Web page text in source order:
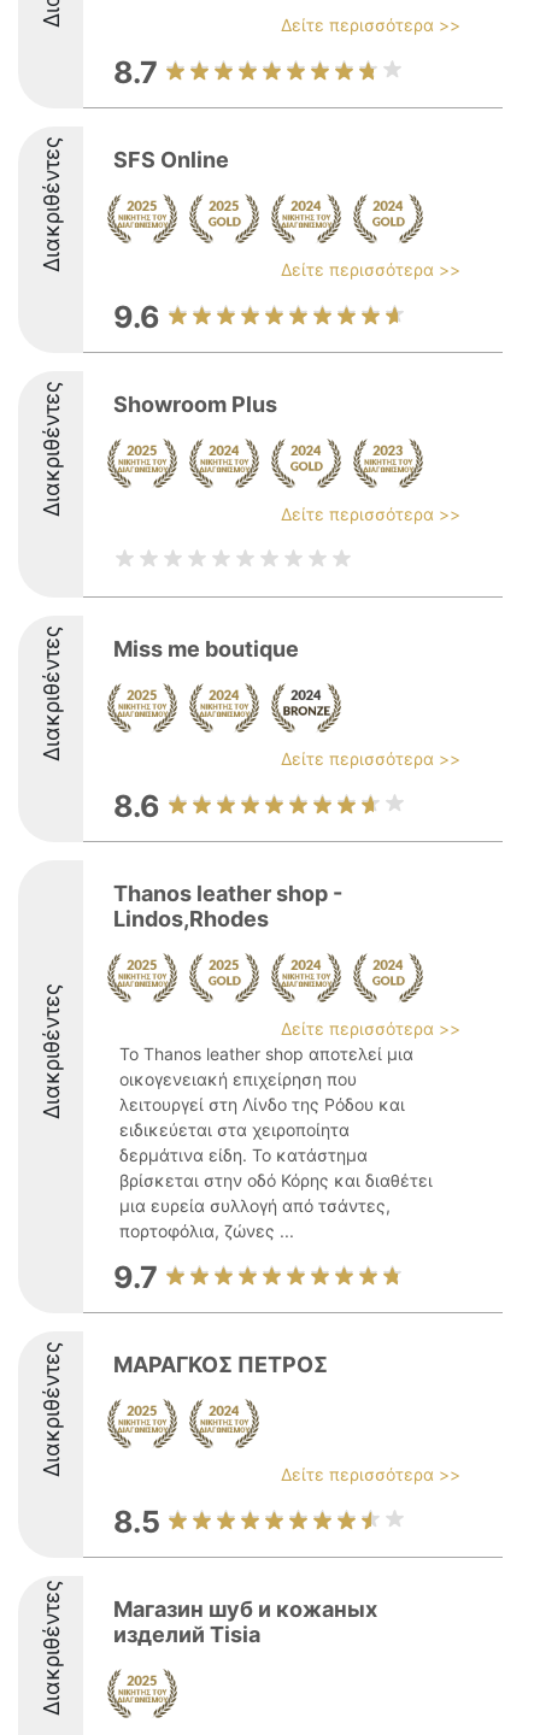
Δείτε περισσότερα >>
8.7
Διακριθέντες SFS Online
Δείτε περισσότερα >>
9.6
Διακριθέντες Showroom Plus
Δείτε περισσότερα >>
Διακριθέντες Miss me boutique
Δείτε περισσότερα >>
8.6
Διακριθέντες
Thanos leather shop -
Lindos,Rhodes
Δείτε περισσότερα >>
Το Thanos leather shop αποτελεί μια
οικογενειακή επιχείρηση που
λειτουργεί στη Λίνδο της Ρόδου και
ειδικεύεται στα χειροποίητα
δερμάτινα είδη. Το κατάστημα
βρίσκεται στην οδό Κόρης και διαθέτει
μια ευρεία συλλογή από τσάντες,
πορτοφόλια, ζώνες ...
9.7
Διακριθέντες ΜΑΡΑΓΚΟΣ ΠΕΤΡΟΣ
Δείτε περισσότερα >>
8.5
Διακριθέντες
Магазин шуб и кожаных
изделий Tisia